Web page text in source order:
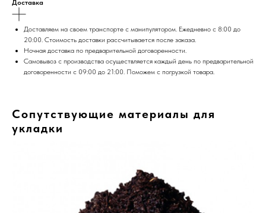
Доставка
Доставляем на своем транспорте с манипулятором. Ежедневно с 8:00 до
20:00. Стоимость доставки рассчитывается после заказа.
Ночная доставка по предварительной договоренности.
Самовывоз с производства осуществляется каждый день по предварительной
договоренности с 09:00 до 21:00. Поможем с погрузкой товара.
Сопутствующие материалы для
укладки